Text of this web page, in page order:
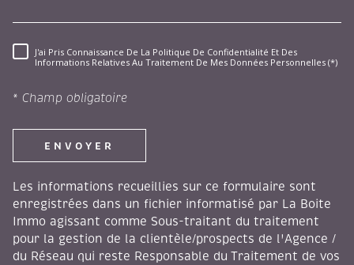
RÈGLEMENTATION
J'ai Pris Connaissance De La Politique De Confidentialité Et Des
Informations Relatives Au Traitement De Mes Données Personnelles (*)
* Champ obligatoire
ENVOYER
Les informations recueillies sur ce formulaire sont
enregistrées dans un fichier informatisé par La Boite
Immo agissant comme Sous-traitant du traitement
pour la gestion de la clientèle/prospects de l'Agence /
du Réseau qui reste Responsable du Traitement de vos